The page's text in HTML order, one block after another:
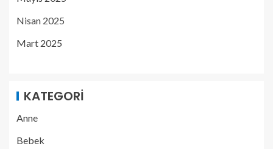
Nisan 2025
Mart 2025
KATEGORI
Anne
Bebek